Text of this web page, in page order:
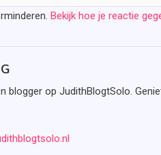
Bekijk hoe je reactie
blogger op JudithBlogtSolo.